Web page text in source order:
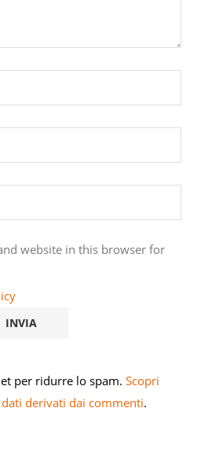
website in this browser for
per ridurre lo spam. Scopri
derivati dai commenti.